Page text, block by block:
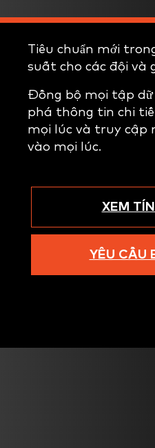
Tiêu chuẩn mới
suất cho các đội và
Đồng bộ mọi tập dữ
phá thông tin chi
mọi lúc và truy cập
vào mọi lúc.
XEM
YÊU CẦU